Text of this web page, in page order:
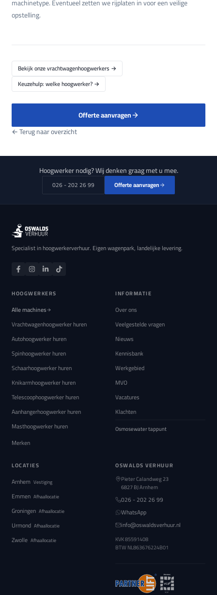
machinetype. Eventueel zetten we rijplaten in voor een veilige
opstelling.
Bekijk onze vrachtwagenhoogwerkers →
Keuzehulp: welke hoogwerker? →
Offerte aanvragen
← Terug naar overzicht
Hoogwerker nodig? Wij denken graag met u mee.
026 - 202 26 99 Offerte aanvragen
Specialist in hoogwerkerverhuur. Eigen wagenpark, landelijke levering.
HOOGWERKERS
Alle machines
Vrachtwagenhoogwerker huren
Autohoogwerker huren
Spinhoogwerker huren
Schaarhoogwerker huren
Knikarmhoogwerker huren
Telescoophoogwerker huren
Aanhangerhoogwerker huren
Masthoogwerker huren
Merken
INFORMATIE
Over ons
Veelgestelde vragen
Nieuws
Kennisbank
Werkgebied
MVO
Vacatures
Klachten
Osmosewater tappunt
LOCATIES
Arnhem Vestiging
Emmen Afhaallocatie
Groningen Afhaallocatie
Urmond Afhaallocatie
Zwolle Afhaallocatie
OSWALDS VERHUUR
Pieter Calandweg 23
6827 BJ Arnhem
026 - 202 26 99
WhatsApp
info@oswaldsverhuur.nl
KVK 85591408
BTW NL863676224B01